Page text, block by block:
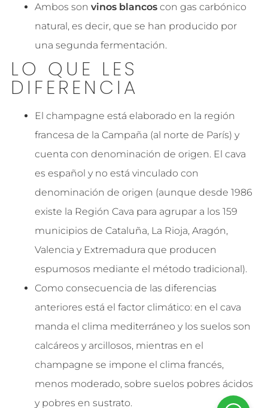
Ambos son vinos blancoscon gas carbónico
natural, es decir, que se han producido por
una segunda fermentación.
LO QUE LES
DIFERENCIA
El champagne está elaborado en la región
francesa de la Campaña (al norte de París) y
cuenta con denominación de origen. El cava
es español y no está vinculado con
denominación de origen (aunque desde 1986
existe la Región Cava para agrupar a los 159
municipios de Cataluña, La Rioja, Aragón,
Valencia y Extremadura que producen
espumosos mediante el método tradicional).
Como consecuencia de las diferencias
anteriores está el factor climático: en el cava
manda el clima mediterráneo y los suelos son
calcáreos y arcillosos, mientras en el
champagne se impone el clima francés,
menos moderado, sobre suelos pobres ácidos
y pobres en sustrato.